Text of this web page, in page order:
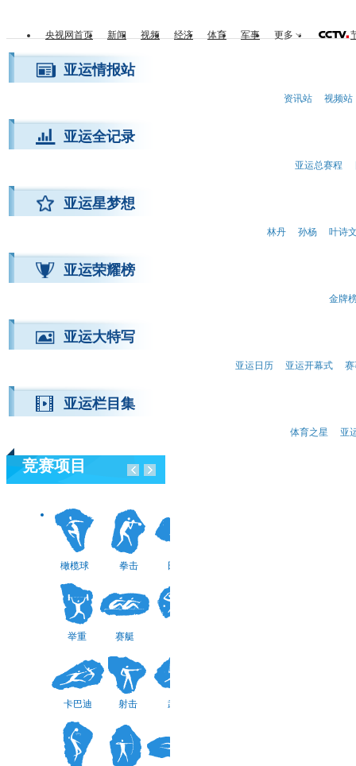
央视网首页 新闻 视频 经济 体育 军事 更多
亚运情报站
资讯站 视频站
亚运全记录
亚运总赛程
亚运星梦想
林丹 孙杨 叶诗
亚运荣耀榜
金牌
亚运大特写
亚运日历 亚运开幕式 赛
亚运栏目集
体育之星 亚
竞赛项目
橄榄球 拳击 田径
举重 赛艇
卡巴迪 射击 武术